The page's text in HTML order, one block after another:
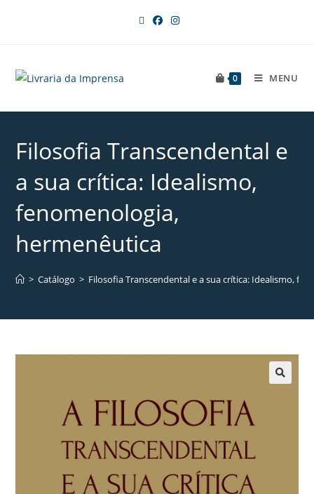
0 MENU
Filosofia Transcendental e
a sua crítica: Idealismo,
fenomenologia,
hermenêutica
> Catálogo > Filosofia Transcendental e a sua crítica: Idealismo,